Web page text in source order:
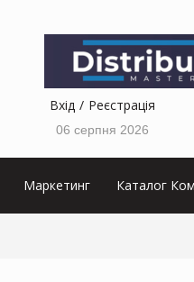
Вхід Реєстрація
06 серпня 2026
Маркетинг Каталог